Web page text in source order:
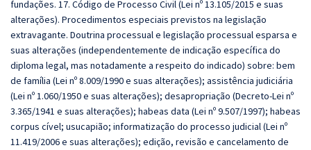
fundações. 17. Código de Processo Civil (Lei nº 13.105/2015 e suas
alterações). Procedimentos especiais previstos na legislação
extravagante. Doutrina processual e legislação processual esparsa e
suas alterações (independentemente de indicação específica do
diploma legal, mas notadamente a respeito do indicado) sobre: bem
de família (Lei nº 8.009/1990 e suas alterações); assistência judiciária
(Lei nº 1.060/1950 e suas alterações); desapropriação (Decreto-Lei nº
3.365/1941 e suas alterações); habeas data (Lei nº 9.507/1997); habeas
corpus cível; usucapião; informatização do processo judicial (Lei nº
11.419/2006 e suas alterações); edição, revisão e cancelamento de